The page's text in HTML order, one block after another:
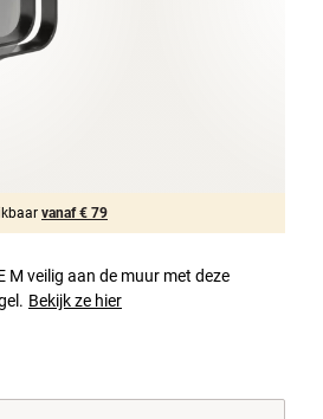
vanaf € 79
M veilig aan de muur met deze
Bekijk ze hier